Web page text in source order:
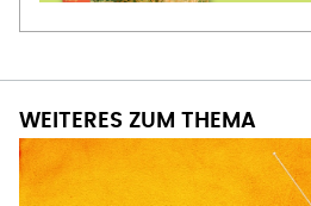
WEITERES ZUM THEMA